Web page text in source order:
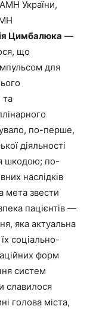
України,
Цимбалюка —
що
для
та
по-перше,
діяльності
шкодою; по-
наслідків
мета звести
пацієнтів —
яка актуальна
соціально-
форм
систем
славилося
голова міста,